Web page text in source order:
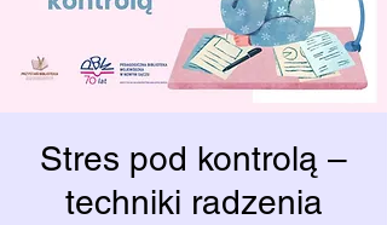
Stres pod kontrolą –
techniki radzenia